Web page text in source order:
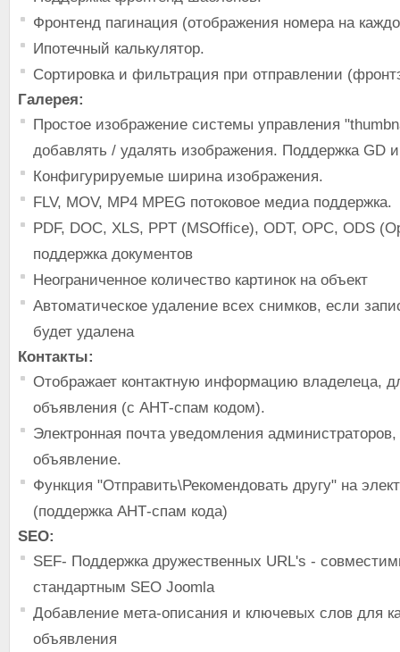
Фронтенд пагинация (отображения номера на
Ипотечный калькулятор.
Сортировка и фильтрация при отправлении
Галерея:
Простое изображение системы управления
добавлять / удалять изображения. Поддержка GD
Конфигурируемые ширина изображения.
FLV, MOV, MP4 MPEG потоковое медиа поддержка.
PDF, DOC, XLS, PPT (MSOffice), ODT, ОРС, ODS
поддержка документов
Неограниченное количество картинок на объект
Автоматическое удаление всех снимков, если
будет удалена
Контакты:
Отображает контактную информацию владелеца,
объявления (с АНТ-спам кодом).
Электронная почта уведомления администраторов,
объявление.
Функция "Отправить\Рекомендовать другу" на
(поддержка АНТ-спам кода)
SEO:
SEF- Поддержка дружественных URL's -
стандартным SEO Joomla
Добавление мета-описания и ключевых слов для
объявления